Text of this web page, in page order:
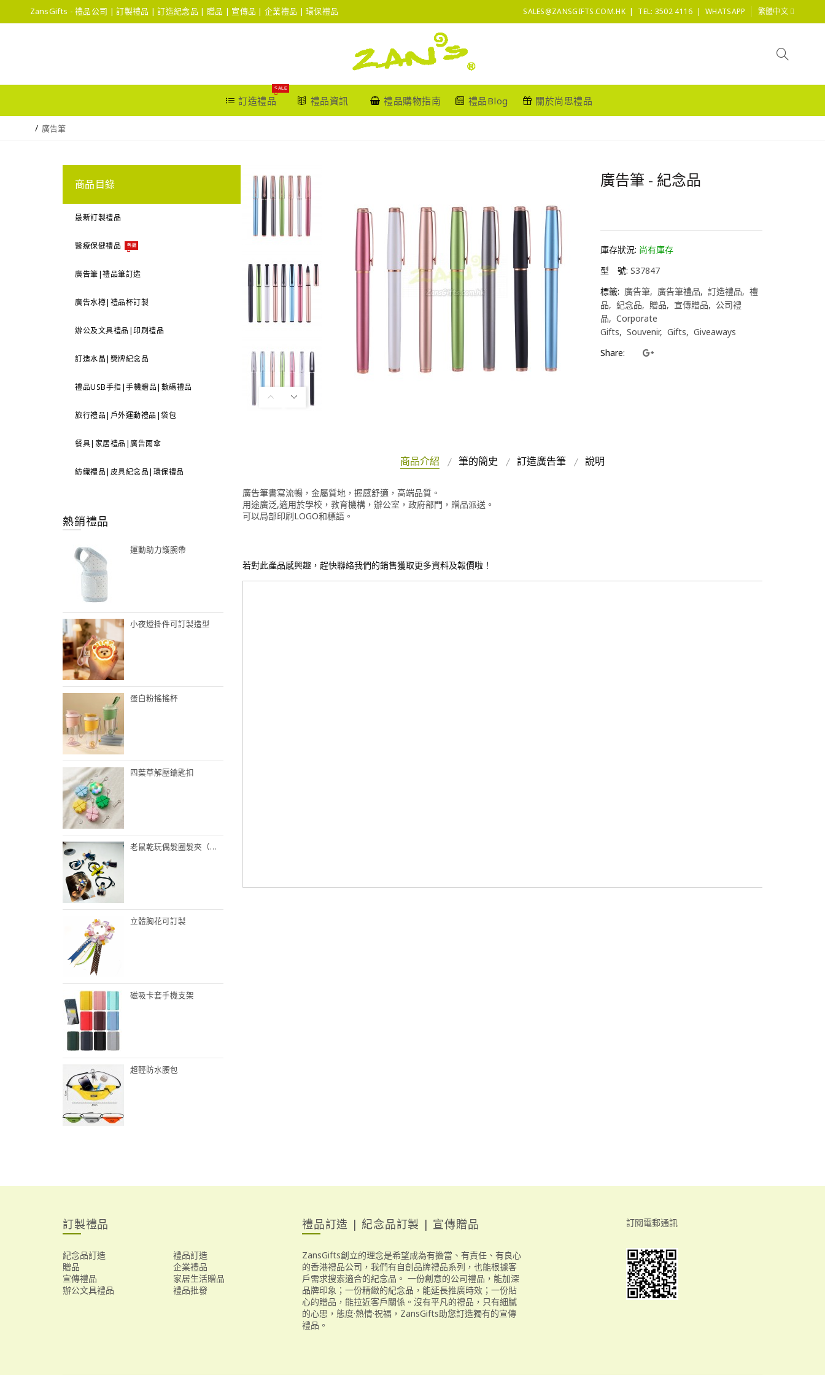
ZansGifts - 禮品公司 | 訂製禮品 | 訂造紀念品 | 贈品 | 宣傳品 | 企業禮品 | 環保禮品 SALES@ZANSGIFTS.COM.HK| TEL: 3502 4116 |WHATSAPP 繁體中文
訂造禮品
SALE
禮品資訊 禮品購物指南 禮品Blog 關於尚思禮品
廣告筆
商品目錄
最新訂製禮品
醫療保健禮品 熱銷
廣告筆|禮品筆訂造
廣告水樽|禮品杯訂製
辦公及文具禮品|印刷禮品
訂造水晶|獎牌紀念品
禮品USB手指|手機贈品|數碼禮品
旅行禮品|戶外運動禮品|袋包
餐具|家居禮品|廣告雨傘
紡織禮品|皮具紀念品|環保禮品
熱銷禮品
運動助力護腕帶
小夜燈掛件可訂製造型
蛋白粉搖搖杯
四葉草解壓鑰匙扣
老鼠乾玩偶髮圈髮夾（內置骨架）
立體胸花可訂製
磁吸卡套手機支架
超輕防水腰包
廣告筆 - 紀念品
庫存狀況: 尚有庫存
型 號: S37847
標籤: 廣告筆 廣告筆禮品 訂造禮品
禮
品
紀念品 贈品 宣傳贈品
公司禮
品
Corporate
Gifts
Souvenir Gifts
Giveaways
Share:
商品介紹 筆的簡史 訂造廣告筆 說明
廣告筆書寫流暢，金屬質地，握感舒適，高端品質。
用途廣泛,適用於學校，教育機構，辦公室，政府部門，贈品派送。
可以局部印刷LOGO和標語。
若對此產品感興趣，趕快聯絡我們的銷售獲取更多資料及報價啦！
訂製禮品
紀念品訂造
禮品訂造
贈品
企業禮品
宣傳禮品
家居生活贈品
辦公文具禮品
禮品批發
禮品訂造 | 紀念品訂製 | 宣傳贈品
ZansGifts創立的理念是希望成為有擔當、有責任、有良心
的香港禮品公司，我們有自創品牌禮品系列，也能根據客
戶需求搜索適合的紀念品。 一份創意的公司禮品，能加深
品牌印象；一份精緻的紀念品，能延長推廣時效；一份貼
心的贈品，能拉近客戶關係。沒有平凡的禮品，只有細膩
的心思，態度·熱情·祝福，ZansGifts助您訂造獨有的宣傳
禮品。
訂閱電郵通訊